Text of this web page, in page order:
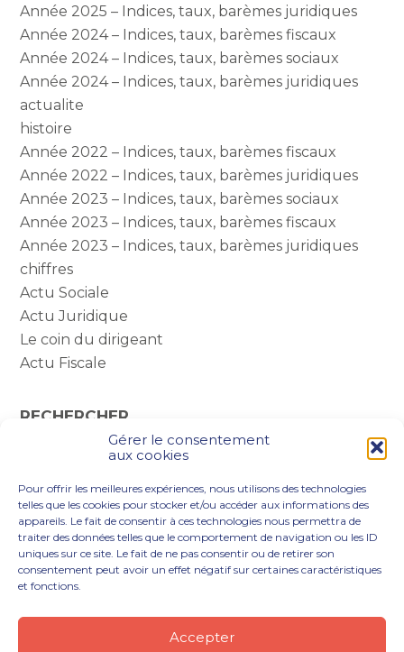
Gérer le consentement
aux cookies
Pour offrir les meilleures expériences, nous utilisons des technologies
telles que les cookies pour stocker et/ou accéder aux informations des
appareils. Le fait de consentir à ces technologies nous permettra de
traiter des données telles que le comportement de navigation ou les ID
uniques sur ce site. Le fait de ne pas consentir ou de retirer son
consentement peut avoir un effet négatif sur certaines caractéristiques
et fonctions.
Accepter
Année 2025 – Indices, taux, barèmes juridiques
Année 2024 – Indices, taux, barèmes fiscaux
Année 2024 – Indices, taux, barèmes sociaux
Année 2024 – Indices, taux, barèmes juridiques
actualite
histoire
Année 2022 – Indices, taux, barèmes fiscaux
Année 2022 – Indices, taux, barèmes juridiques
Année 2023 – Indices, taux, barèmes sociaux
Année 2023 – Indices, taux, barèmes fiscaux
Année 2023 – Indices, taux, barèmes juridiques
chiffres
Actu Sociale
Actu Juridique
Le coin du dirigeant
Actu Fiscale
RECHERCHER
Rechercher :
Principale
NOS OUTILS DIGITAUX
NOTRE CABINET